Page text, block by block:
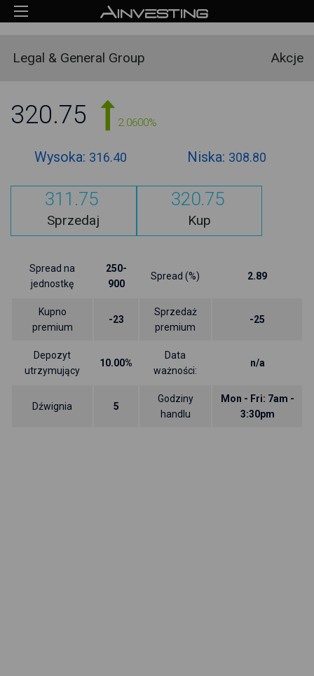
Legal & General Group Akcje
320.75 2.0600%
Wysoka: 316.40 Niska: 308.80
311.75
Sprzedaj
320.75
Kup
Spread na
jednostkę
250-
900
Spread (%) 2.89
Kupno
premium
-23
Sprzedaż
premium
-25
Depozyt
utrzymujący
10.00%
Data
ważności:
n/a
Dźwignia 5
Godziny
handlu
Mon - Fri: 7am -
3:30pm